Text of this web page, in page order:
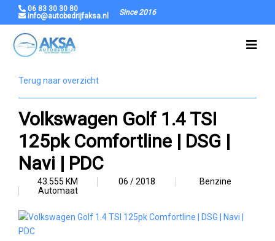
06 83 30 30 80
info@autobedrijfaksa.nl
Since 2016
Terug naar overzicht
Volkswagen Golf 1.4 TSI
125pk Comfortline | DSG |
Navi | PDC
43.555 KM 06 / 2018
Benzine
Automaat